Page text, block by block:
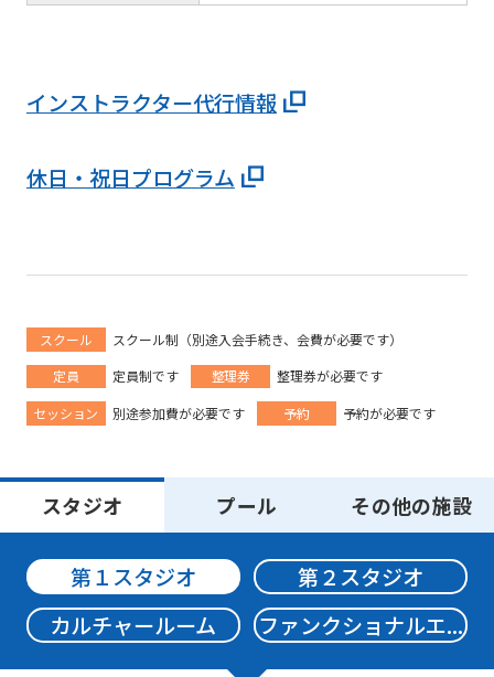
インストラクター代行情報
休日・祝日プログラム
スクール
スクール制（別途入会手続き、会費が必要です）
定員
定員制です 整理券
整理券が必要です
セッション
別途参加費が必要です 予約 予約が必要です
スタジオ プール その他の施設
第１スタジオ
第２スタジオ
カルチャールーム
ファンクショナルエ...